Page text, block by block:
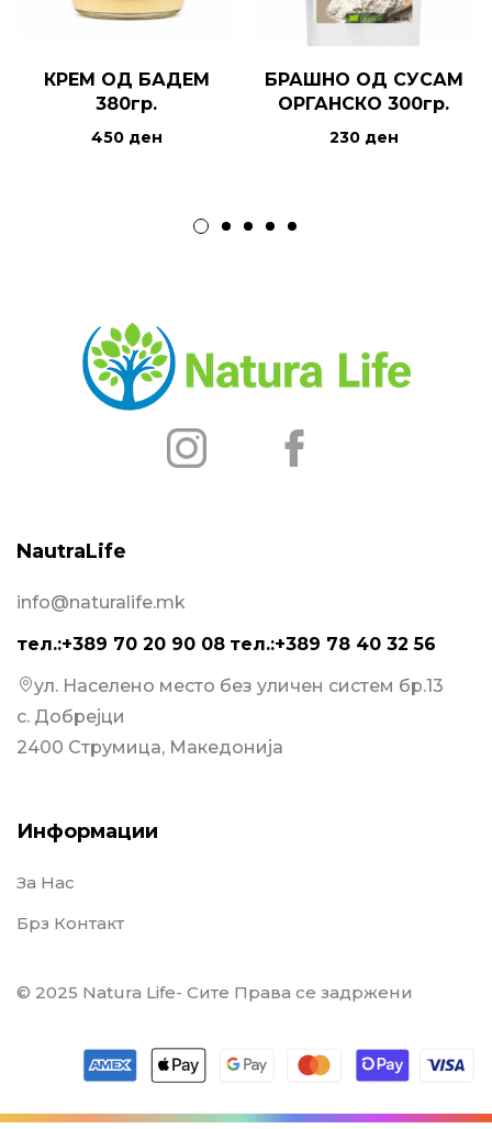
КРЕМ ОД БАДЕМ
380гр.
450 ден
БРАШНО ОД СУСАМ
ОРГАНСКО 300гр.
230 ден
NautraLife
info@naturalife.mk
тел.:+389 70 20 90 08 тел.:+389 78 40 32 56
ул. Населено место без уличен систем бр.13
с. Добрејци
2400 Струмица, Македонија
Информации
За Нас
Брз Контакт
© 2025 Natura Life- Сите Права се задржени